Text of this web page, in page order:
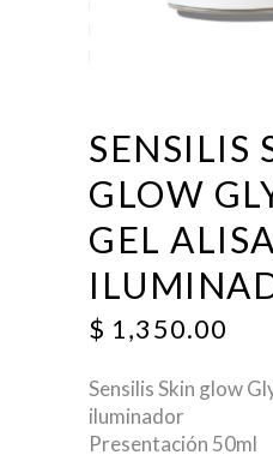
SENSILIS
GLOW
GEL
$ 1,350.00
Sensilis Skin glow
iluminador
Presentación 50ml